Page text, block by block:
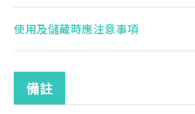
使用及儲藏時應注意事項
備註